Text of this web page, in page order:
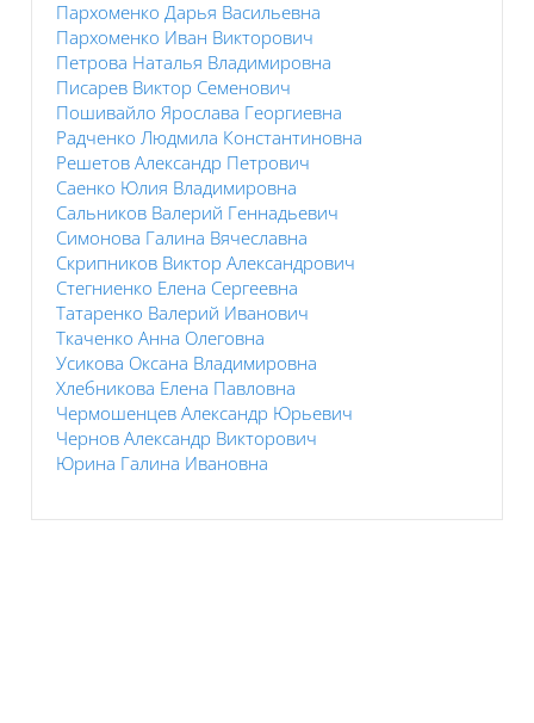
Пархоменко Дарья Васильевна
Пархоменко Иван Викторович
Петрова Наталья Владимировна
Писарев Виктор Семенович
Пошивайло Ярослава Георгиевна
Радченко Людмила Константиновна
Решетов Александр Петрович
Саенко Юлия Владимировна
Сальников Валерий Геннадьевич
Симонова Галина Вячеславна
Скрипников Виктор Александрович
Стегниенко Елена Сергеевна
Татаренко Валерий Иванович
Ткаченко Анна Олеговна
Усикова Оксана Владимировна
Хлебникова Елена Павловна
Чермошенцев Александр Юрьевич
Чернов Александр Викторович
Юрина Галина Ивановна